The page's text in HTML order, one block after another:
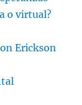
o virtual?
Erickson